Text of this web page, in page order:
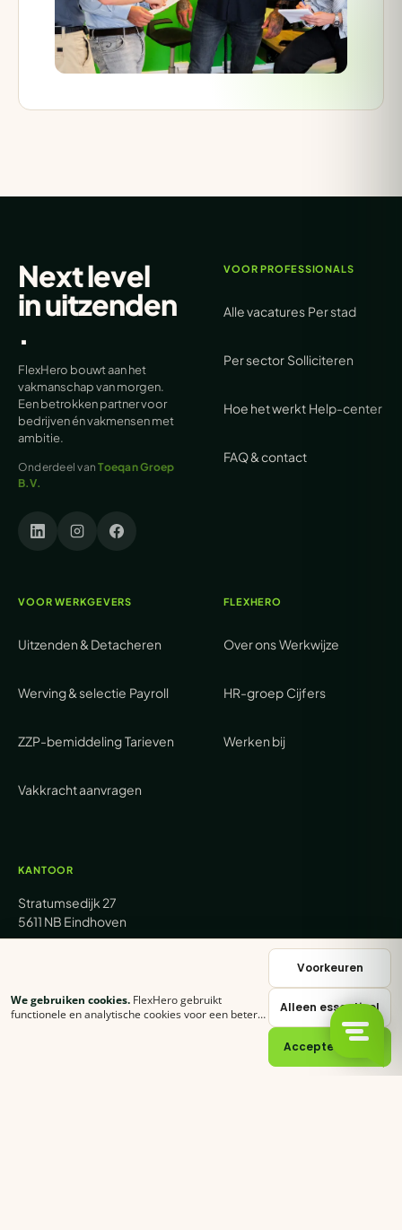
Next level
inuitzenden
.
FlexHero bouwt aan het
vakmanschap van morgen.
Een betrokken partner voor
bedrijven én vakmensen met
ambitie.
Onderdeel vanToeqan Groep
B.V.
VOOR PROFESSIONALS
Alle vacatures Per stad
Per sector Solliciteren
Hoe het werkt Help-center
FAQ & contact
VOOR WERKGEVERS
Uitzenden & Detacheren
Werving & selectie Payroll
ZZP-bemiddelingTarieven
Vakkracht aanvragen
FLEXHERO
Over onsWerkwijze
HR-groep Cijfers
Werken bij
KANTOOR
Stratumsedijk 27
5611 NB Eindhoven
sales@flexhero.com
We gebruiken cookies. FlexHero gebruikt
functionele en analytische cookies voor een betere
Voorkeuren
Alleen essentieel
Accepteer alles